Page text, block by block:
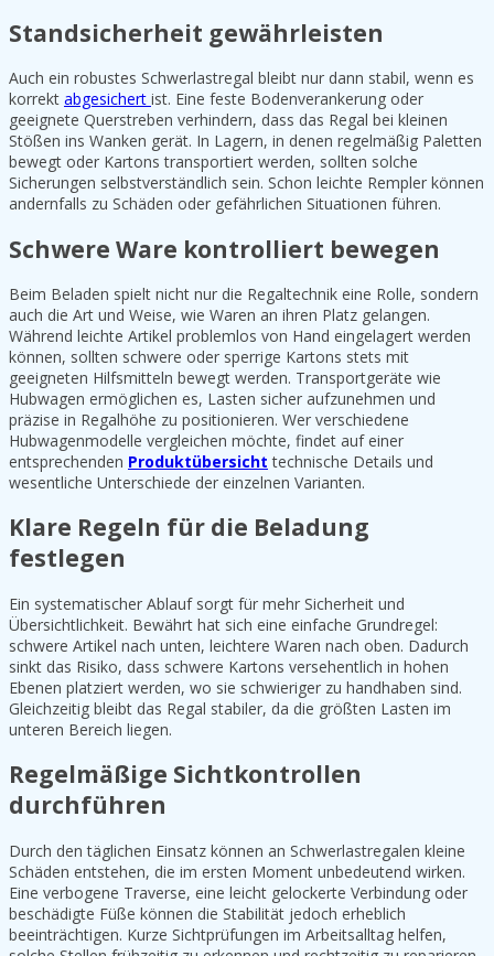
Standsicherheit gewährleisten
Auch ein robustes Schwerlastregal bleibt nur dann stabil, wenn es
korrekt abgesichert ist. Eine feste Bodenverankerung oder
geeignete Querstreben verhindern, dass das Regal bei kleinen
Stößen ins Wanken gerät. In Lagern, in denen regelmäßig Paletten
bewegt oder Kartons transportiert werden, sollten solche
Sicherungen selbstverständlich sein. Schon leichte Rempler können
andernfalls zu Schäden oder gefährlichen Situationen führen.
Schwere Ware kontrolliert bewegen
Beim Beladen spielt nicht nur die Regaltechnik eine Rolle, sondern
auch die Art und Weise, wie Waren an ihren Platz gelangen.
Während leichte Artikel problemlos von Hand eingelagert werden
können, sollten schwere oder sperrige Kartons stets mit
geeigneten Hilfsmitteln bewegt werden. Transportgeräte wie
Hubwagen ermöglichen es, Lasten sicher aufzunehmen und
präzise in Regalhöhe zu positionieren. Wer verschiedene
Hubwagenmodelle vergleichen möchte, findet auf einer
entsprechenden Produktübersicht technische Details und
wesentliche Unterschiede der einzelnen Varianten.
Klare Regeln für die Beladung
festlegen
Ein systematischer Ablauf sorgt für mehr Sicherheit und
Übersichtlichkeit. Bewährt hat sich eine einfache Grundregel:
schwere Artikel nach unten, leichtere Waren nach oben. Dadurch
sinkt das Risiko, dass schwere Kartons versehentlich in hohen
Ebenen platziert werden, wo sie schwieriger zu handhaben sind.
Gleichzeitig bleibt das Regal stabiler, da die größten Lasten im
unteren Bereich liegen.
Regelmäßige Sichtkontrollen
durchführen
Durch den täglichen Einsatz können an Schwerlastregalen kleine
Schäden entstehen, die im ersten Moment unbedeutend wirken.
Eine verbogene Traverse, eine leicht gelockerte Verbindung oder
beschädigte Füße können die Stabilität jedoch erheblich
beeinträchtigen. Kurze Sichtprüfungen im Arbeitsalltag helfen,